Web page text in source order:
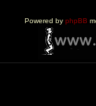
Powered by phpBB